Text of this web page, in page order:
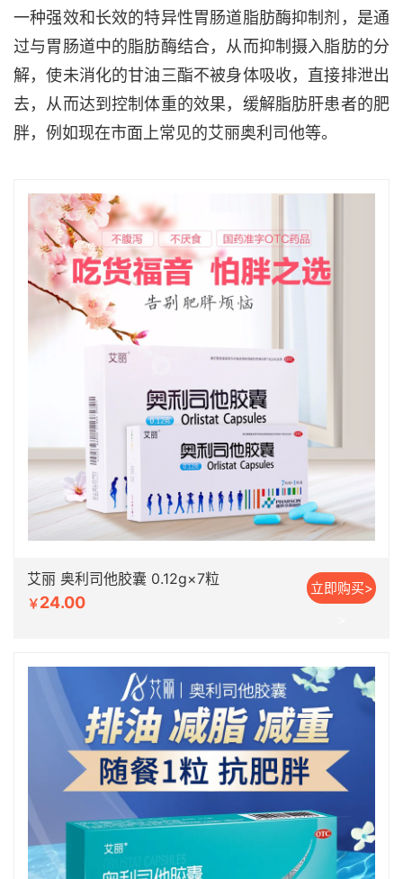
一种强效和长效的特异性胃肠道脂肪酶抑制剂，是通
过与胃肠道中的脂肪酶结合，从而抑制摄入脂肪的分
解，使未消化的甘油三酯不被身体吸收，直接排泄出
去，从而达到控制体重的效果，缓解脂肪肝患者的肥
胖，例如现在市面上常见的艾丽奥利司他等。
艾丽 奥利司他胶囊 0.12g×7粒
￥24.00
立即购买>